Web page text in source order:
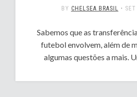
BY CHELSEA BRASIL •
Sabemos que as
futebol envolvem, além de
algumas questões a mais.